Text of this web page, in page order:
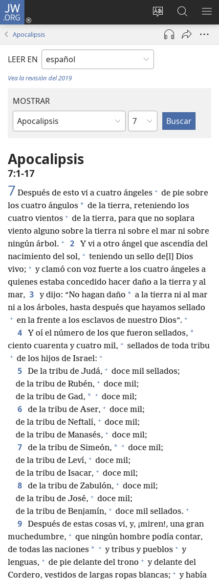
JW.ORG
Cambiar
idioma
del sitio
Iniciar
sesión
(abre
nueva
en
jw.org
Apocalipsis
LEER EN
Vea la revisión del 2019
MOSTRAR
Libro
la
Biblia
Capítulo
Apocalipsis
7:1-17
7 Después de esto vi a cuatro ángeles + de pie sobre
los cuatro ángulos * de la tierra, reteniendo los
cuatro vientos + de la tierra, para que no soplara
viento alguno sobre la tierra ni sobre el mar ni sobre
ningún árbol. + 2
Y vi a otro ángel que ascendía del
nacimiento del sol, + teniendo un sello de[l] Dios
vivo; + y clamó con voz fuerte a los cuatro ángeles a
quienes estaba concedido hacer daño a la tierra y al
mar, 3 y dijo: “No hagan daño * a la tierra ni al mar
ni a los árboles, hasta después que hayamos sellado
+ en la frente a los esclavos de nuestro Dios”. +
4 Y oí el número de los que fueron sellados, *
ciento cuarenta y cuatro mil, + sellados de toda tribu
+ de los hijos de Israel: +
5 De la tribu de Judá, + doce mil sellados;
de la tribu de Rubén, + doce mil;
de la tribu de Gad, * + doce mil;
6 de la tribu de Aser, + doce mil;
de la tribu de Neftalí, + doce mil;
de la tribu de Manasés, + doce mil;
7 de la tribu de Simeón, * + doce mil;
de la tribu de Leví, + doce mil;
de la tribu de Isacar, + doce mil;
8 de la tribu de Zabulón, + doce mil;
de la tribu de José, + doce mil;
de la tribu de Benjamín, + doce mil sellados. +
9
Después de estas cosas vi, y, ¡miren!, una gran
muchedumbre, + que ningún hombre podía contar,
de todas las naciones * + y tribus y pueblos + y
lenguas, + de pie delante del trono + y delante del
Cordero, vestidos de largas ropas blancas; + y había